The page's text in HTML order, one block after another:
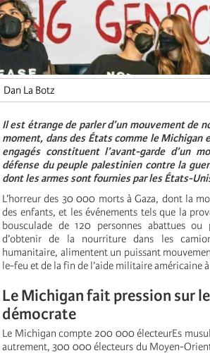
Dan La Botz
Il est étrange de parler d’un mouvement de
moment, dans des États comme le Michigan
engagés constituent l’avant-garde d’un
défense du peuple palestinien contre la
dont les armes sont fournies par les États-
L’horreur des 30 000 morts à Gaza, dont la
des enfants, et les événements tels que la
bousculade de 120 personnes abattues
d’obtenir de la nourriture dans les
humanitaire, alimentent un puissant
le-feu et de la fin de l’aide militaire américaine
Le Michigan fait pression sur
démocrate
Le Michigan compte 200 000 électeurEs
autrement, 300 000 électeurs du Moyen-